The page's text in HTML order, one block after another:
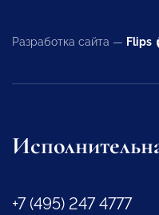
Разработка сайта — Flips
+7 (495) 247 4777